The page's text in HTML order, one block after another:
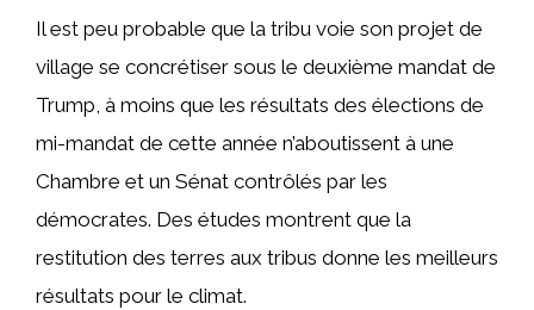
Il est peu probable que la tribu voie son projet de
village se concrétiser sous le deuxième mandat de
Trump, à moins que les résultats des élections de
mi-mandat de cette année n’aboutissent à une
Chambre et un Sénat contrôlés par les
démocrates. Des études montrent que la
restitution des terres aux tribus donne les meilleurs
résultats pour le climat.